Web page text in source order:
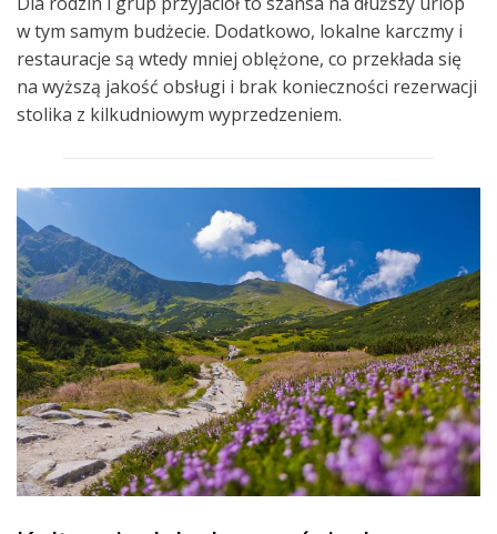
w tym samym budżecie. Dodatkowo, lokalne karczmy i
restauracje są wtedy mniej oblężone, co przekłada się
na wyższą jakość obsługi i brak konieczności rezerwacji
stolika z kilkudniowym wyprzedzeniem.